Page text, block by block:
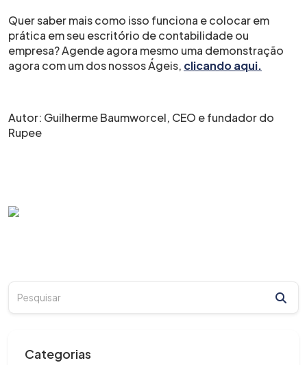
Categorias
Quer saber mais como isso funciona e colocar em
prática em seu escritório de contabilidade ou
empresa? Agende agora mesmo uma demonstração
agora com um dos nossos Ágeis, clicando aqui.
Autor: Guilherme Baumworcel, CEO e fundador do
Rupee